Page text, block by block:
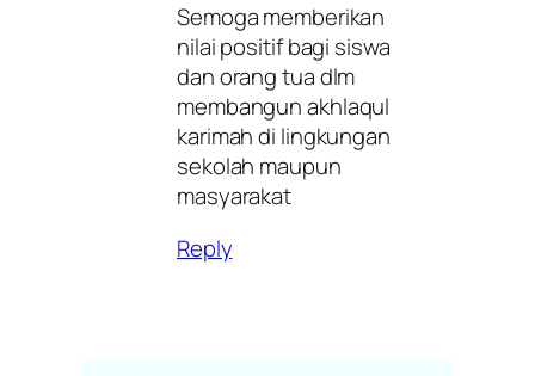
Semoga memberikan
nilai positif bagi siswa
dan orang tua dlm
membangun akhlaqul
karimah di lingkungan
sekolah maupun
masyarakat
Reply